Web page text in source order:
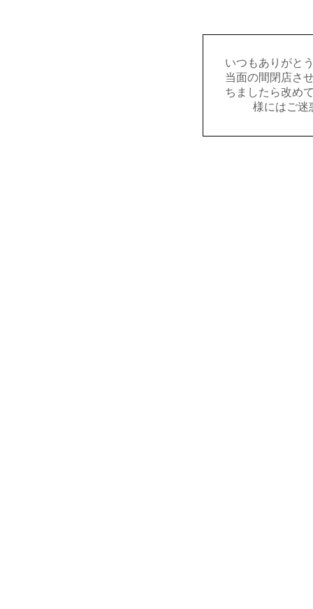
いつもありがと
当面の間閉店さ
ちましたら改め
様にはご迷